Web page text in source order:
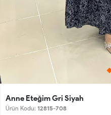
Anne Eteğim Gri Siyah
Ürün Kodu: 12815-708